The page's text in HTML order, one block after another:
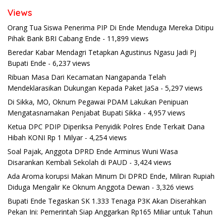
Views
Orang Tua Siswa Penerima PIP Di Ende Menduga Mereka Ditipu
Pihak Bank BRI Cabang Ende - 11,899 views
Beredar Kabar Mendagri Tetapkan Agustinus Ngasu Jadi Pj
Bupati Ende - 6,237 views
Ribuan Masa Dari Kecamatan Nangapanda Telah
Mendeklarasikan Dukungan Kepada Paket JaSa - 5,297 views
Di Sikka, MO, Oknum Pegawai PDAM Lakukan Penipuan
Mengatasnamakan Penjabat Bupati Sikka - 4,957 views
Ketua DPC PDIP Diperiksa Penyidik Polres Ende Terkait Dana
Hibah KONI Rp 1 Milyar- 4,254 views
Soal Pajak, Anggota DPRD Ende Arminus Wuni Wasa
Disarankan Kembali Sekolah di PAUD - 3,424 views
Ada Aroma korupsi Makan Minum Di DPRD Ende, Miliran Rupiah
Diduga Mengalir Ke Oknum Anggota Dewan - 3,326 views
Bupati Ende Tegaskan SK 1.333 Tenaga P3K Akan Diserahkan
Pekan Ini: Pemerintah Siap Anggarkan Rp165 Miliar untuk Tahun